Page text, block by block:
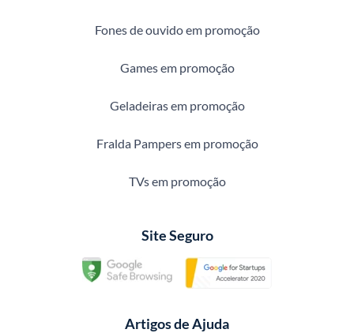
Fones de ouvido em promoção
Games em promoção
Geladeiras em promoção
Fralda Pampers em promoção
TVs em promoção
Site Seguro
Artigos de Ajuda